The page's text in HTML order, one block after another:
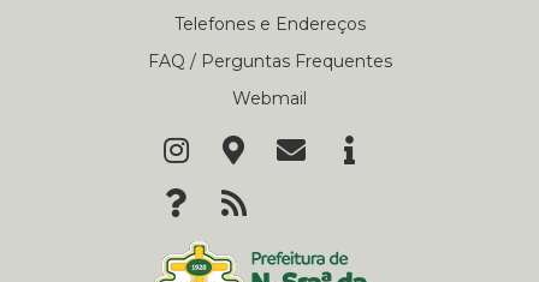
Telefones e Endereços
FAQ / Perguntas Frequentes
Webmail